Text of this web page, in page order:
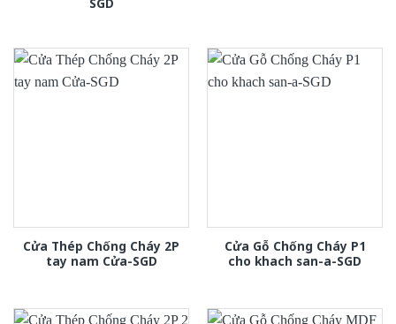
Cửa Thép Chống Cháy 2P
tay nam Cửa-SGD
Cửa Gỗ Chống Cháy P1
cho khach san-a-SGD